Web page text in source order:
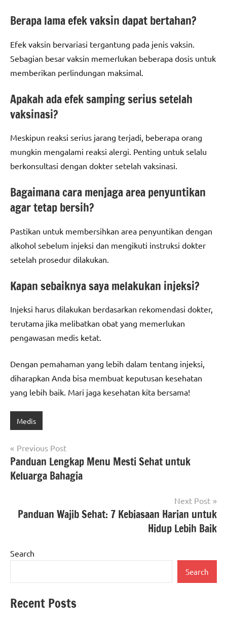
Berapa lama efek vaksin dapat bertahan?
Efek vaksin bervariasi tergantung pada jenis vaksin.
Sebagian besar vaksin memerlukan beberapa dosis untuk
memberikan perlindungan maksimal.
Apakah ada efek samping serius setelah
vaksinasi?
Meskipun reaksi serius jarang terjadi, beberapa orang
mungkin mengalami reaksi alergi. Penting untuk selalu
berkonsultasi dengan dokter setelah vaksinasi.
Bagaimana cara menjaga area penyuntikan
agar tetap bersih?
Pastikan untuk membersihkan area penyuntikan dengan
alkohol sebelum injeksi dan mengikuti instruksi dokter
setelah prosedur dilakukan.
Kapan sebaiknya saya melakukan injeksi?
Injeksi harus dilakukan berdasarkan rekomendasi dokter,
terutama jika melibatkan obat yang memerlukan
pengawasan medis ketat.
Dengan pemahaman yang lebih dalam tentang injeksi,
diharapkan Anda bisa membuat keputusan kesehatan
yang lebih baik. Mari jaga kesehatan kita bersama!
Medis
Post
navigation
Previous Post
Panduan Lengkap Menu Mesti Sehat untuk
Keluarga Bahagia
Next Post
Panduan Wajib Sehat: 7 Kebiasaan Harian untuk
Hidup Lebih Baik
Search
Search
Recent Posts